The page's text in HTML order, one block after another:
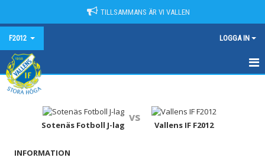
TILLSAMMANS ÄR VI VALLEN
F2012 LOGGA IN
HEM
Sotenäs Fotboll J-lag
vs
Vallens IF F2012
INFORMATION